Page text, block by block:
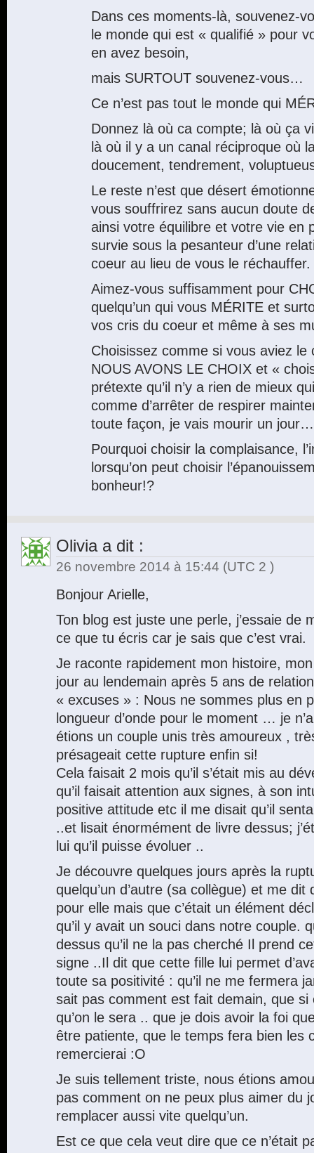
Dans ces moments-là, souvenez-
le monde qui est « qualifié » pour
en avez besoin,
mais SURTOUT souvenez-vous…
Ce n’est pas tout le monde qui
Donnez là où ca compte; là où ça
là où il y a un canal réciproque où
doucement, tendrement,
Le reste n’est que désert
vous souffrirez sans aucun doute
ainsi votre équilibre et votre vie en
survie sous la pesanteur d’une
coeur au lieu de vous le réchauffer.
Aimez-vous suffisamment pour
quelqu’un qui vous MÉRITE et
vos cris du coeur et même à ses
Choisissez comme si vous aviez
NOUS AVONS LE CHOIX et «
prétexte qu’il n’y a rien de mieux
comme d’arrêter de respirer
toute façon, je vais mourir un
Pourquoi choisir la complaisance,
lorsqu’on peut choisir
bonheur!?
Oliviaa dit :
26 novembre 2014 à 15:44 (UTC 2 )
Bonjour Arielle,
Ton blog est juste une perle, j’essaie de
ce que tu écris car je sais que c’est vrai.
Je raconte rapidement mon histoire,
jour au lendemain après 5 ans de
« excuses » : Nous ne sommes plus en
longueur d’onde pour le moment … je
étions un couple unis très amoureux ,
présageait cette rupture enfin si!
Cela faisait 2 mois qu’il s’était mis au
qu’il faisait attention aux signes, à son
positive attitude etc il me disait qu’il
..et lisait énormément de livre dessus;
lui qu’il puisse évoluer ..
Je découvre quelques jours après la
quelqu’un d’autre (sa collègue) et me dit
pour elle mais que c’était un élément
qu’il y avait un souci dans notre couple.
dessus qu’il ne la pas cherché Il prend
signe ..Il dit que cette fille lui permet
toute sa positivité : qu’il ne me fermera
sait pas comment est fait demain, que si
qu’on le sera .. que je dois avoir la foi
être patiente, que le temps fera bien les
remercierai :O
Je suis tellement triste, nous étions
pas comment on ne peux plus aimer du
remplacer aussi vite quelqu’un.
Est ce que cela veut dire que ce n’était